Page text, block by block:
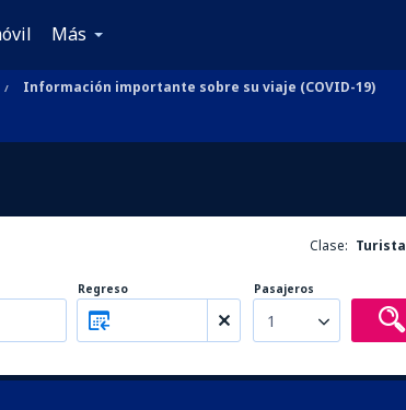
Más
Información importante sobre su viaje (COVID-19)
Clase: Turista
Regreso Pasajeros
1